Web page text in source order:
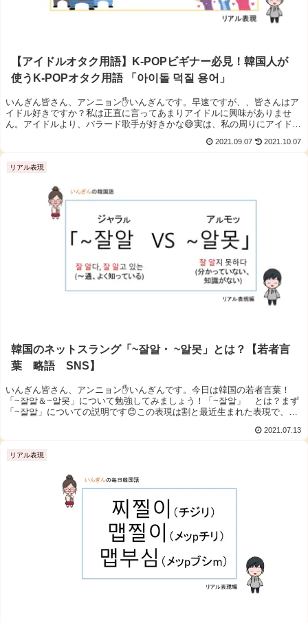
【アイドルオタク用語】K-POPビギナー必見！韓国人が
使うK-POPオタク用語 「아이돌 덕질 용어」
いんぎん皆さん、アンニョン✋いんぎんです。早速ですが、、皆さんはア
イドル好きですか？私は正直に言ってあまりアイドルに興味がありませ
ん。アイドルより、バラード歌手が好きかな😅実は、私の周りにアイドル
2021.09.07 2021.10.07
リアル表現
韓国のネットスラング「~잘알・ ~알못」とは？【若者言
葉 略語 SNS】
いんぎん皆さん、アンニョン✋いんぎんです。今日は韓国の若者言葉！
「~잘알＆~알못」について勉強してみましょう！「~잘알」 とは？まず
「~잘알」についての説明です😊この表現は割と最近生まれた表現で、
2021.07.13
リアル表現